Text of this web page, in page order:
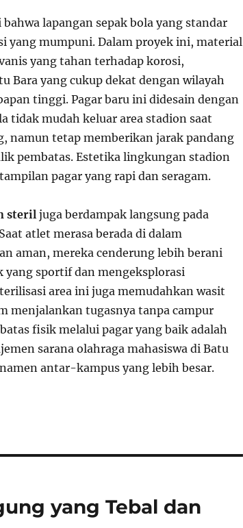
lapangan sepak bola yang standar
yang mumpuni. Dalam proyek ini, material
yang tahan terhadap korosi,
Bara yang cukup dekat dengan wilayah
tinggi. Pagar baru ini didesain dengan
tidak mudah keluar area stadion saat
namun tetap memberikan jarak pandang
pembatas. Estetika lingkungan stadion
pagar yang rapi dan seragam.
steriljuga berdampak langsung pada
atlet merasa berada di dalam
aman, mereka cenderung lebih berani
sportif dan mengeksplorasi
area ini juga memudahkan wasit
menjalankan tugasnya tanpa campur
fisik melalui pagar yang baik adalah
sarana olahraga mahasiswa di Batu
antar-kampus yang lebih besar.
yang Tebal dan